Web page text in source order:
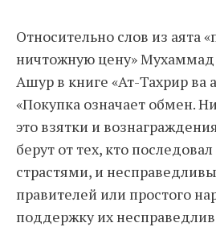
Относительно слов из аята
ничтожную цену» Мухаммад
Ашур в книге «Ат-Тахрир ва
«Покупка означает обмен.
это взятки и
берут от тех, кто
страстями, и
правителей или простого
поддержку их